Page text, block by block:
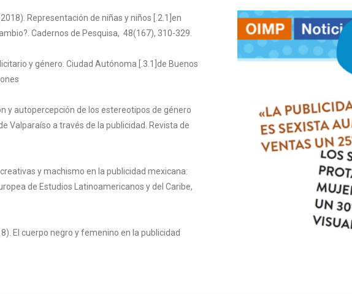
Representación de niñas y niños [.2.1]en
Cadernos de Pesquisa, 48(167), 310-329.
y género. Ciudad Autónoma [.3.1]de Buenos
y autopercepción de los estereotipos de género
Valparaíso a través de la publicidad. Revista de
y machismo en la publicidad mexicana:
de Estudios Latinoamericanos y del Caribe,
El cuerpo negro y femenino en la publicidad